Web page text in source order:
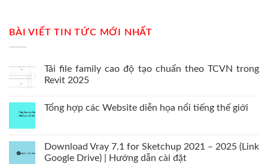
BÀI VIẾT TIN TỨC MỚI NHẤT
Tải file family cao độ tạo chuẩn theo TCVN trong
Revit 2025
Tổng hợp các Website diễn họa nổi tiếng thế giới
Download Vray 7.1 for Sketchup 2021 – 2025 (Link
Google Drive) | Hướng dẫn cài đặt